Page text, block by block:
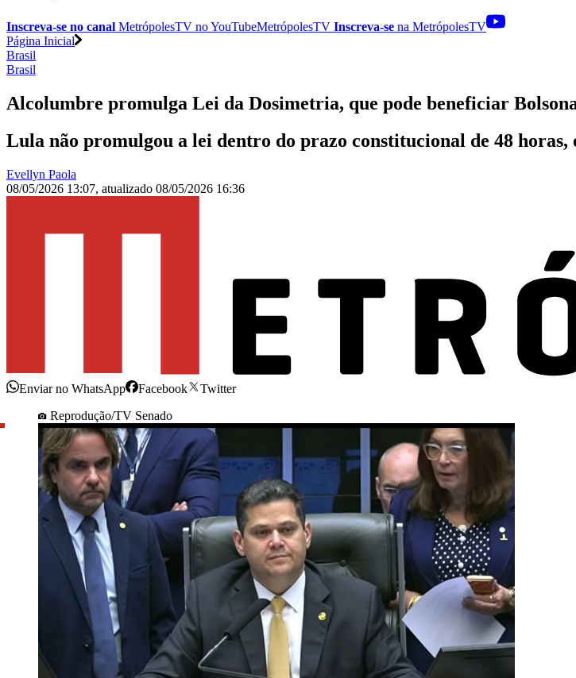
Inscreva-se no canal MetrópolesTV noYouTubeMetrópolesTV Inscreva-se na MetrópolesTV
Página Inicial
Brasil
Brasil
Alcolumbre promulga Lei da Dosimetria, que pode beneficiar
Lula não promulgou a lei dentro do prazo constitucional de 48
Evellyn Paola
08/05/2026 13:07, atualizado 08/05/2026 16:36
Enviar no WhatsApp Facebook
Twitter
Reprodução/TV Senado